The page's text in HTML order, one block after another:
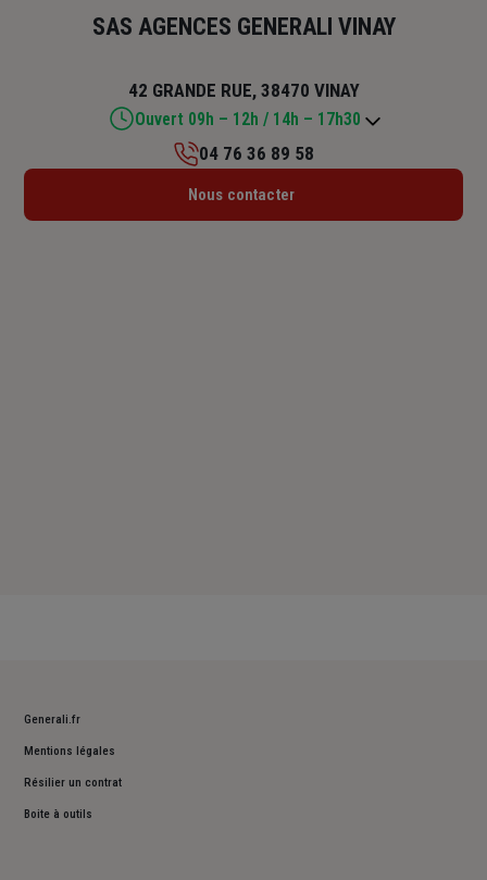
SAS AGENCES GENERALI VINAY
42 GRANDE RUE, 38470 VINAY
Ouvert 09h – 12h / 14h – 17h30
Lundi : 09h – 12h / 14h – 17h30
04 76 36 89 58
Nous contacter
Generali.fr
Mentions légales
Résilier un contrat
Boite à outils